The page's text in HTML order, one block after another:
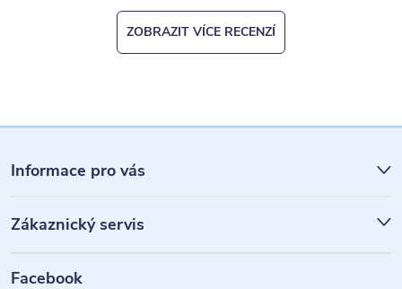
ZOBRAZIT VÍCE RECENZÍ
á
p
a
Informace pro vás
Zákaznický servis
Facebook